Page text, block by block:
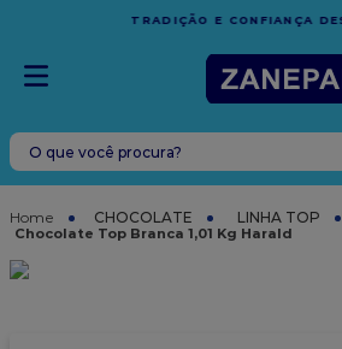
EM COMPRAS ACIMA DE
ESPÍRITO SANTO
O que você procura?
CHOCOLATE LINHA TOP
Chocolate Top Branca 1,01 Kg Harald
TERMOS MAIS BUSCADOS
leite condensado